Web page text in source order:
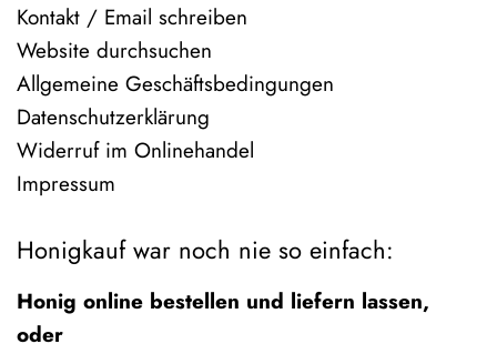
Kontakt / Email schreiben
Website durchsuchen
Allgemeine Geschäftsbedingungen
Datenschutzerklärung
Widerruf im Onlinehandel
Impressum
Honigkauf war noch nie so einfach:
Honig online bestellen und liefern lassen,
oder